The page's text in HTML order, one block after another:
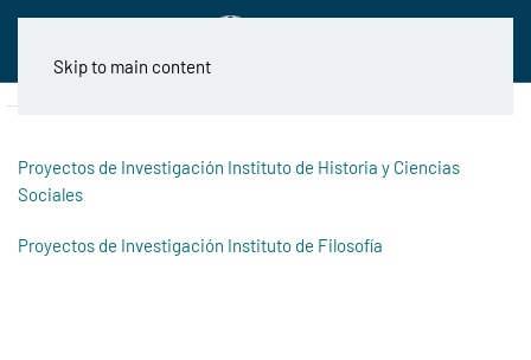
Skip to main content
Proyectos de Investigación Instituto de Historia y Ciencias
Sociales
Proyectos de Investigación Instituto de Filosofía